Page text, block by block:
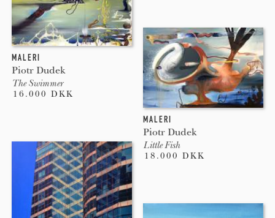
MALERI
Piotr Dudek
The Swimmer
16.000 DKK
MALERI
Piotr Dudek
Little Fish
18.000 DKK